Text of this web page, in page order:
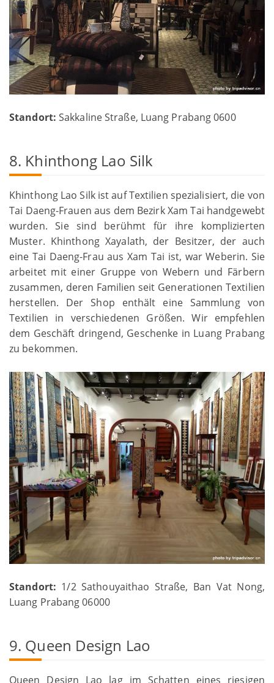
Standort: Sakkaline Straße, Luang Prabang 0600
8. Khinthong Lao Silk
Khinthong Lao Silk ist auf Textilien spezialisiert, die von
Tai Daeng-Frauen aus dem Bezirk Xam Tai handgewebt
wurden. Sie sind berühmt für ihre komplizierten
Muster. Khinthong Xayalath, der Besitzer, der auch
eine Tai Daeng-Frau aus Xam Tai ist, war Weberin. Sie
arbeitet mit einer Gruppe von Webern und Färbern
zusammen, deren Familien seit Generationen Textilien
herstellen. Der Shop enthält eine Sammlung von
Textilien in verschiedenen Größen. Wir empfehlen
dem Geschäft dringend, Geschenke in Luang Prabang
zu bekommen.
Standort: 1/2 Sathouyaithao Straße, Ban Vat Nong,
Luang Prabang 06000
9. Queen Design Lao
Queen Design Lao lag im Schatten eines riesigen